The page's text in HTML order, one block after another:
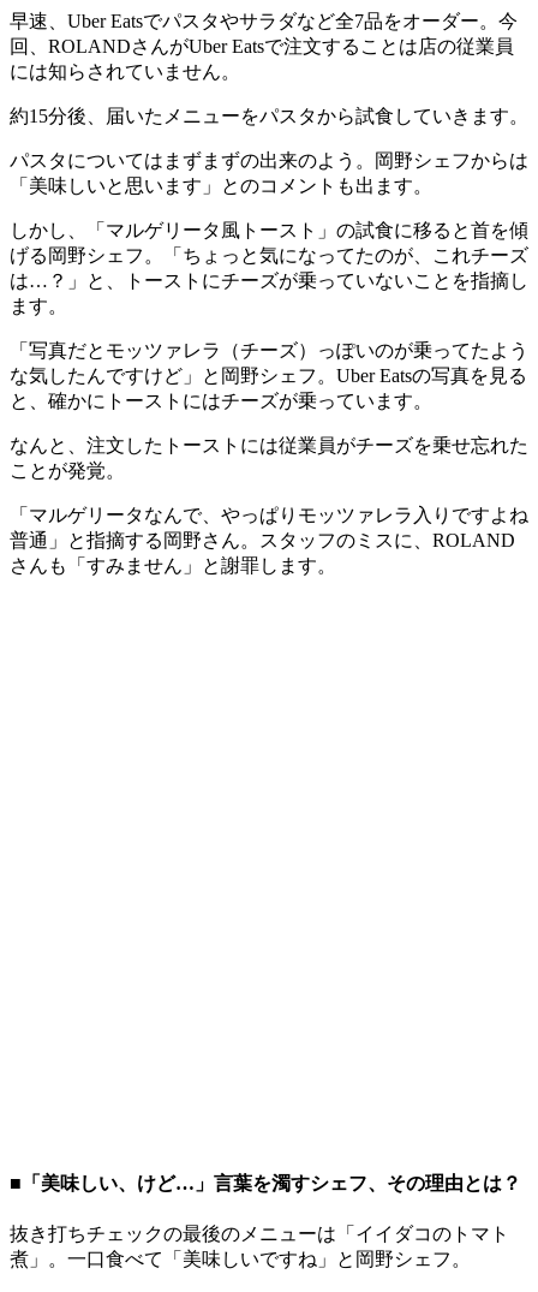
早速、Uber Eatsでパスタやサラダなど全7品をオーダー。今
回、ROLANDさんがUber Eatsで注文することは店の従業員
には知らされていません。
約15分後、届いたメニューをパスタから試食していきます。
パスタについてはまずまずの出来のよう。岡野シェフからは
「美味しいと思います」とのコメントも出ます。
しかし、「マルゲリータ風トースト」の試食に移ると首を傾
げる岡野シェフ。「ちょっと気になってたのが、これチーズ
は…？」と、トーストにチーズが乗っていないことを指摘し
ます。
「写真だとモッツァレラ（チーズ）っぽいのが乗ってたよう
な気したんですけど」と岡野シェフ。Uber Eatsの写真を見る
と、確かにトーストにはチーズが乗っています。
なんと、注文したトーストには従業員がチーズを乗せ忘れた
ことが発覚。
「マルゲリータなんで、やっぱりモッツァレラ入りですよね
普通」と指摘する岡野さん。スタッフのミスに、ROLAND
さんも「すみません」と謝罪します。
■「美味しい、けど…」言葉を濁すシェフ、その理由とは？
抜き打ちチェックの最後のメニューは「イイダコのトマト
煮」。一口食べて「美味しいですね」と岡野シェフ。